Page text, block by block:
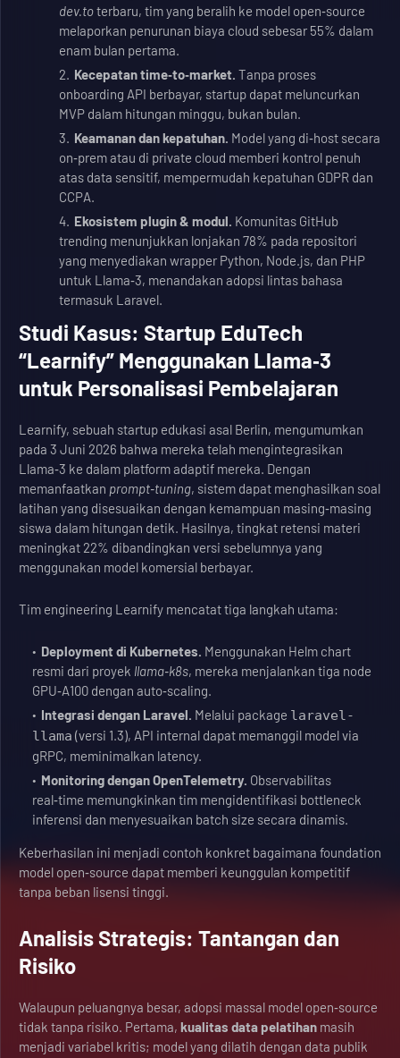
dev.toterbaru, tim yang beralih ke model open‑source
melaporkan penurunan biaya cloud sebesar 55% dalam
enam bulan pertama.
Kecepatan time‑to‑market. Tanpa proses
onboarding API berbayar, startup dapat meluncurkan
MVP dalam hitungan minggu, bukan bulan.
Keamanan dan kepatuhan. Model yang di‑host secara
on‑prem atau di private cloud memberi kontrol penuh
atas data sensitif, mempermudah kepatuhan GDPR dan
CCPA.
Ekosistem plugin & modul. Komunitas GitHub
trending menunjukkan lonjakan 78% pada repositori
yang menyediakan wrapper Python, Node.js, dan PHP
untuk Llama‑3, menandakan adopsi lintas bahasa
termasuk Laravel.
Studi Kasus: Startup EduTech
“Learnify” Menggunakan Llama‑3
untuk Personalisasi Pembelajaran
Learnify, sebuah startup edukasi asal Berlin, mengumumkan
pada 3 Juni 2026 bahwa mereka telah mengintegrasikan
Llama‑3 ke dalam platform adaptif mereka. Dengan
memanfaatkan prompt‑tuning, sistem dapat menghasilkan soal
latihan yang disesuaikan dengan kemampuan masing‑masing
siswa dalam hitungan detik. Hasilnya, tingkat retensi materi
meningkat 22% dibandingkan versi sebelumnya yang
menggunakan model komersial berbayar.
Tim engineering Learnify mencatat tiga langkah utama:
Deployment di Kubernetes. Menggunakan Helm chart
resmi dari proyek llama‑k8s, mereka menjalankan tiga node
GPU‑A100 dengan auto‑scaling.
Integrasi dengan Laravel. Melalui package laravel-
llama (versi 1.3), API internal dapat memanggil model via
gRPC, meminimalkan latency.
Monitoring dengan OpenTelemetry. Observabilitas
real‑time memungkinkan tim mengidentifikasi bottleneck
inferensi dan menyesuaikan batch size secara dinamis.
Keberhasilan ini menjadi contoh konkret bagaimana foundation
model open‑source dapat memberi keunggulan kompetitif
tanpa beban lisensi tinggi.
Analisis Strategis: Tantangan dan
Risiko
Walaupun peluangnya besar, adopsi massal model open‑source
tidak tanpa risiko. Pertama, kualitas data pelatihan masih
menjadi variabel kritis; model yang dilatih dengan data publik